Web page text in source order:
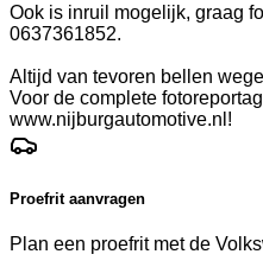
Ook is inruil mogelijk, graag
0637361852.
Altijd van tevoren bellen
Voor de complete
www.nijburgautomotive.nl!
Proefrit aanvragen
Plan een proefrit met de